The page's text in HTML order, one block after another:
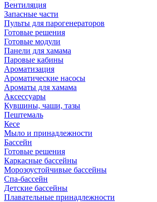
Вентиляция
Запасные части
Пульты для парогенераторов
Готовые решения
Готовые модули
Панели для хамама
Паровые кабины
Ароматизация
Ароматические насосы
Ароматы для хамама
Аксессуары
Кувшины, чаши, тазы
Пештемаль
Кесе
Мыло и принадлежности
Бассейн
Готовые решения
Каркасные бассейны
Морозоустойчивые бассейны
Спа-бассейн
Детские бассейны
Плавательные принадлежности